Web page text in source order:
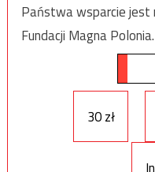
Państwa wsparcie jest
Fundacji Magna Polonia.
30 zł